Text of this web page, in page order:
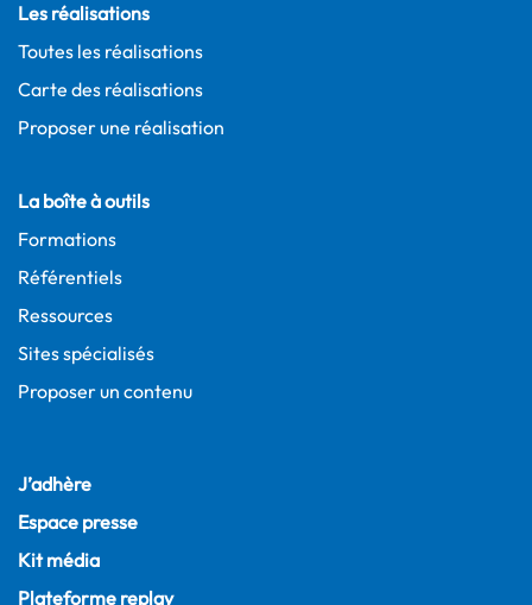
Les réalisations
Toutes les réalisations
Carte des réalisations
Proposer une réalisation
La boîte à outils
Formations
Référentiels
Ressources
Sites spécialisés
Proposer un contenu
J’adhère
Espace presse
Kit média
Plateforme replay